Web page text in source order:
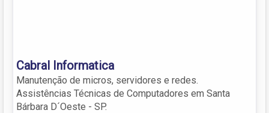
Cabral Informatica
Manutenção de micros, servidores e redes.
Assistências Técnicas de Computadores em Santa
Bárbara D´Oeste - SP.